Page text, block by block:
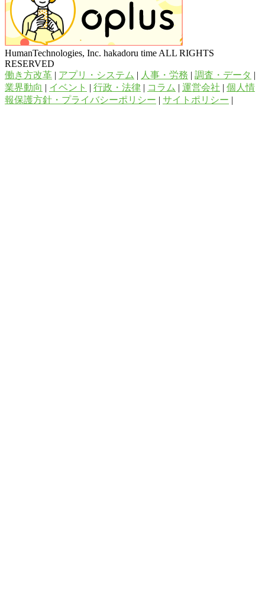
HumanTechnologies, Inc. hakadoru time ALL RIGHTS
RESERVED
働き方改革 | アプリ・システム | 人事・労務 | 調査・データ |
業界動向 | イベント | 行政・法律 | コラム | 運営会社 | 個人情
報保護方針・プライバシーポリシー | サイトポリシー |